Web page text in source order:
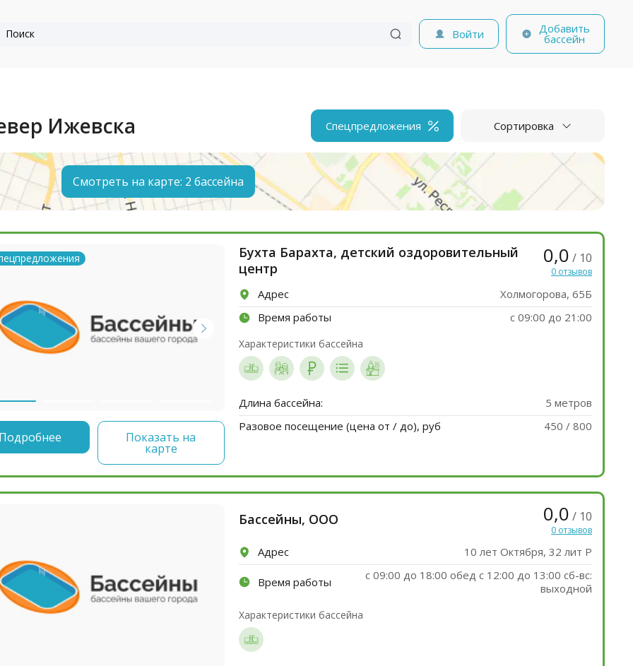
Войти Добавить
бассейн
Ижевска Спецпредложения Сортировка
Смотреть на карте: 2 бассейна
Показать на
карте
Бухта Барахта, детский оздоровительный
центр
0,0 / 10
0 отзывов
Адрес
Холмогорова, 65Б
Время работы
с 09:00 до 21:00
Характеристики бассейна
Длина бассейна:
5 метров
Разовое посещение (цена от / до), руб
450 / 800
Бассейны, ООО 0,0 / 10
0 отзывов
Адрес 10 лет Октября, 32 лит Р
Время работы
с 09:00 до 18:00 обед c 12:00 до 13:00 сб-вс:
выходной
Характеристики бассейна